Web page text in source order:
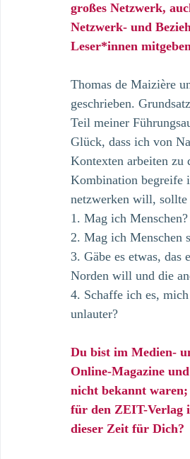
großes Netzwerk,
Netzwerk- und
Leser*innen
Thomas de Maizière
geschrieben.
Teil meiner
Glück, dass ich von
Kontexten arbeiten zu
Kombination begreife
netzwerken will, sollte
1. Mag ich Menschen?
2. Mag ich Menschen
3. Gäbe es etwas, das
Norden will und die
4. Schaffe ich es,
unlauter?
Du bist im Medien-
Online-Magazine
nicht bekannt
für den ZEIT-Verlag
dieser Zeit für Dich?